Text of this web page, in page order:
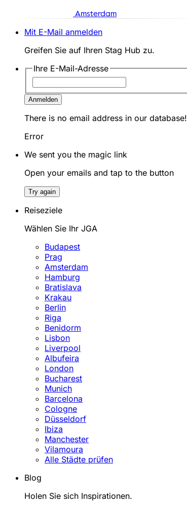
Amsterdam
Mit E-Mail anmelden
Greifen Sie auf Ihren Stag Hub zu.
Ihre E-Mail-Adresse
Anmelden
There is no email address in our database!
Error
We sent you the magic link
Open your emails and tap to the button
Try again
Reiseziele
Wählen Sie Ihr JGA
Budapest
Prag
Amsterdam
Hamburg
Bratislava
Krakau
Berlin
Riga
Benidorm
Lisbon
Liverpool
Albufeira
London
Bucharest
Munich
Barcelona
Cologne
Düsseldorf
Ibiza
Manchester
Vilamoura
Alle Städte prüfen
Blog
Holen Sie sich Inspirationen.